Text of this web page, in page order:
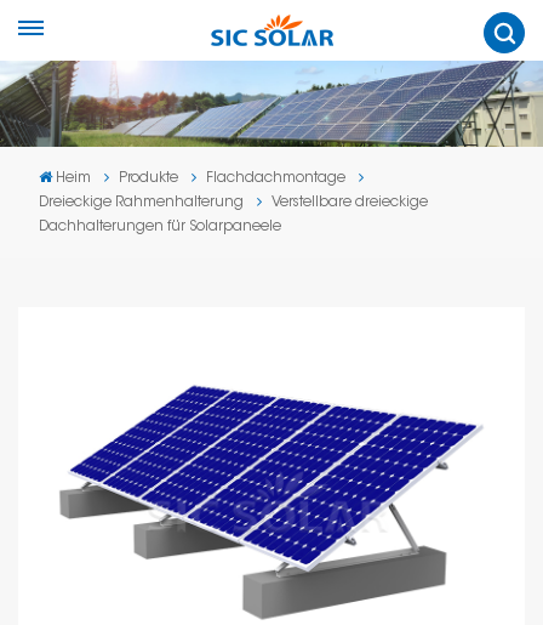
Heim Produkte
Flachdachmontage
Dreieckige Rahmenhalterung
Verstellbare dreieckige
Dachhalterungen für Solarpaneele